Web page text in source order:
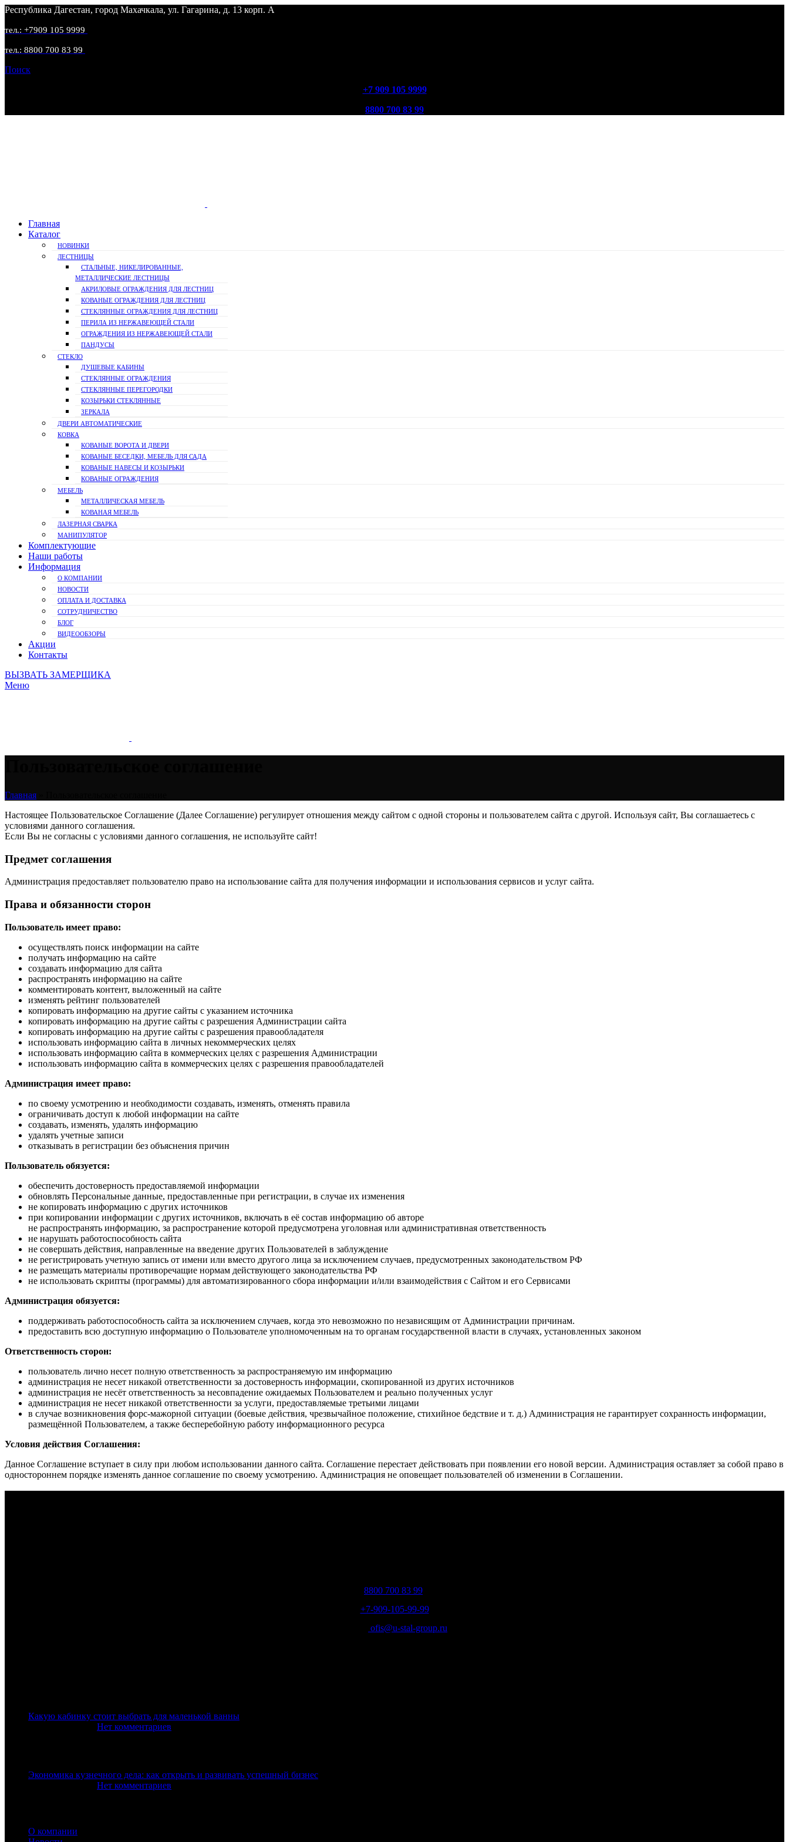
Республика Дагестан, город Махачкала, ул. Гагарина, д. 13 корп. А
тел.: +7909 105 9999
тел.: 8800 700 83 99
Поиск
+7 909 105 9999
8800 700 83 99
Главная
Каталог
НОВИНКИ
ЛЕСТНИЦЫ
СТАЛЬНЫЕ, НИКЕЛИРОВАННЫЕ,
МЕТАЛЛИЧЕСКИЕ ЛЕСТНИЦЫ
АКРИЛОВЫЕ ОГРАЖДЕНИЯ ДЛЯ ЛЕСТНИЦ
КОВАНЫЕ ОГРАЖДЕНИЯ ДЛЯ ЛЕСТНИЦ
СТЕКЛЯННЫЕ ОГРАЖДЕНИЯ ДЛЯ ЛЕСТНИЦ
ПЕРИЛА ИЗ НЕРЖАВЕЮЩЕЙ СТАЛИ
ОГРАЖДЕНИЯ ИЗ НЕРЖАВЕЮЩЕЙ СТАЛИ
ПАНДУСЫ
СТЕКЛО
ДУШЕВЫЕ КАБИНЫ
СТЕКЛЯННЫЕ ОГРАЖДЕНИЯ
СТЕКЛЯННЫЕ ПЕРЕГОРОДКИ
КОЗЫРЬКИ СТЕКЛЯННЫЕ
ЗЕРКАЛА
ДВЕРИ АВТОМАТИЧЕСКИЕ
КОВКА
КОВАНЫЕ ВОРОТА И ДВЕРИ
КОВАНЫЕ БЕСЕДКИ, МЕБЕЛЬ ДЛЯ САДА
КОВАНЫЕ НАВЕСЫ И КОЗЫРЬКИ
КОВАНЫЕ ОГРАЖДЕНИЯ
МЕБЕЛЬ
МЕТАЛЛИЧЕСКАЯ МЕБЕЛЬ
КОВАНАЯ МЕБЕЛЬ
ЛАЗЕРНАЯ СВАРКА
МАНИПУЛЯТОР
Комплектующие
Наши работы
Информация
О КОМПАНИИ
НОВОСТИ
ОПЛАТА И ДОСТАВКА
СОТРУДНИЧЕСТВО
БЛОГ
ВИДЕООБЗОРЫ
Акции
Контакты
ВЫЗВАТЬ ЗАМЕРЩИКА
Меню
Главная
Настоящее Пользовательское Соглашение (Далее Соглашение) регулирует отношения между сайтом с одной стороны и пользователем сайта с другой. Используя сайт, Вы соглашаетесь с
условиями данного соглашения.
Если Вы не согласны с условиями данного соглашения, не используйте сайт!
Предмет соглашения
Администрация предоставляет пользователю право на использование сайта для получения информации и использования сервисов и услуг сайта.
Права и обязанности сторон
Пользователь имеет право:
осуществлять поиск информации на сайте
получать информацию на сайте
создавать информацию для сайта
распространять информацию на сайте
комментировать контент, выложенный на сайте
изменять рейтинг пользователей
копировать информацию на другие сайты с указанием источника
копировать информацию на другие сайты с разрешения Администрации сайта
копировать информацию на другие сайты с разрешения правообладателя
использовать информацию сайта в личных некоммерческих целях
использовать информацию сайта в коммерческих целях с разрешения Администрации
использовать информацию сайта в коммерческих целях с разрешения правообладателей
Администрация имеет право:
по своему усмотрению и необходимости создавать, изменять, отменять правила
ограничивать доступ к любой информации на сайте
создавать, изменять, удалять информацию
удалять учетные записи
отказывать в регистрации без объяснения причин
Пользователь обязуется:
обеспечить достоверность предоставляемой информации
обновлять Персональные данные, предоставленные при регистрации, в случае их изменения
не копировать информацию с других источников
при копировании информации с других источников, включать в её состав информацию об авторе
не распространять информацию, за распространение которой предусмотрена уголовная или административная ответственность
не нарушать работоспособность сайта
не совершать действия, направленные на введение других Пользователей в заблуждение
не регистрировать учетную запись от имени или вместо другого лица за исключением случаев, предусмотренных законодательством РФ
не размещать материалы противоречащие нормам действующего законодательства РФ
не использовать скрипты (программы) для автоматизированного сбора информации и/или взаимодействия с Сайтом и его Сервисами
Администрация обязуется:
поддерживать работоспособность сайта за исключением случаев, когда это невозможно по независящим от Администрации причинам.
предоставить всю доступную информацию о Пользователе уполномоченным на то органам государственной власти в случаях, установленных законом
Ответственность сторон:
пользователь лично несет полную ответственность за распространяемую им информацию
администрация не несет никакой ответственности за достоверность информации, скопированной из других источников
администрация не несёт ответственность за несовпадение ожидаемых Пользователем и реально полученных услуг
администрация не несет никакой ответственности за услуги, предоставляемые третьими лицами
в случае возникновения форс-мажорной ситуации (боевые действия, чрезвычайное положение, стихийное бедствие и т. д.) Администрация не гарантирует сохранность информации,
размещённой Пользователем, а также бесперебойную работу информационного ресурса
Условия действия Соглашения:
Данное Соглашение вступает в силу при любом использовании данного сайта. Соглашение перестает действовать при появлении его новой версии. Администрация оставляет за собой право в
одностороннем порядке изменять данное соглашение по своему усмотрению. Администрация не оповещает пользователей об изменении в Соглашении.
8800 700 83 99
+7-909-105-99-99
ofis@u-stal-group.ru
Какую кабинку стоит выбрать для маленькой ванны
Нет комментариев
Экономика кузнечного дела: как открыть и развивать успешный бизнес
Нет комментариев
О компании